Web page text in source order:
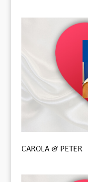
CAROLA & PETER